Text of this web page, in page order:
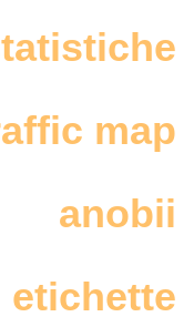
map
anobii
etichette